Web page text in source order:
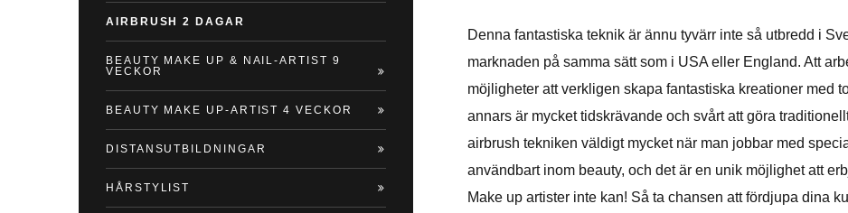
Denna fantastiska teknik är ännu tyvärr inte så utbredd i
marknaden på samma sätt som i USA eller England. Att
möjligheter att verkligen skapa fantastiska kreationer med
annars är mycket tidskrävande och svårt att göra
airbrush tekniken väldigt mycket när man jobbar med
användbart inom beauty, och det är en unik möjlighet att
Make up artister inte kan! Så ta chansen att fördjupa dina
AIRBRUSH 2 DAGAR
BEAUTY MAKE UP & NAIL-ARTIST 9
VECKOR
BEAUTY MAKE UP-ARTIST 4 VECKOR
DISTANSUTBILDNINGAR
HÅRSTYLIST